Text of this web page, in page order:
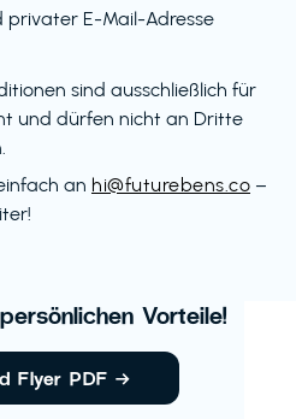
privater E-Mail-Adresse
sind ausschließlich für
und dürfen nicht an Dritte
an hi@futurebens.co –
Vorteile!
Flyer PDF →